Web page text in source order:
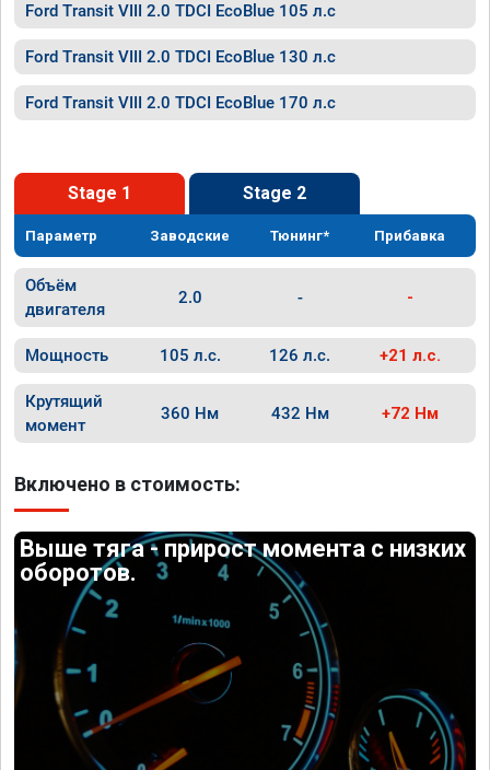
Ford Transit VIII 2.0 TDCI EcoBlue 105 л.с
Ford Transit VIII 2.0 TDCI EcoBlue 130 л.с
Ford Transit VIII 2.0 TDCI EcoBlue 170 л.с
Stage 1 Stage 2
Параметр Заводские Тюнинг* Прибавка
Объём
двигателя
2.0 - -
Мощность 105 л.с. 126 л.с. +21 л.с.
Крутящий
момент
360 Нм 432 Нм +72 Нм
Включено в стоимость:
Выше тяга - прирост момента с низких
оборотов.